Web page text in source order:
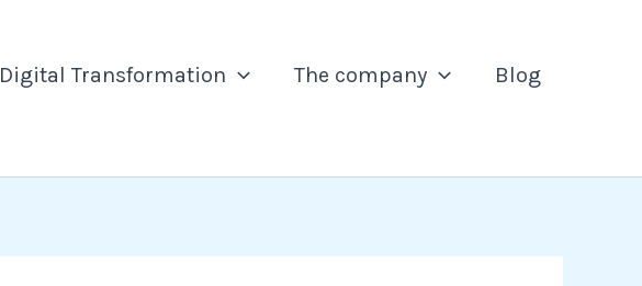
Digital Transformation The company Blog